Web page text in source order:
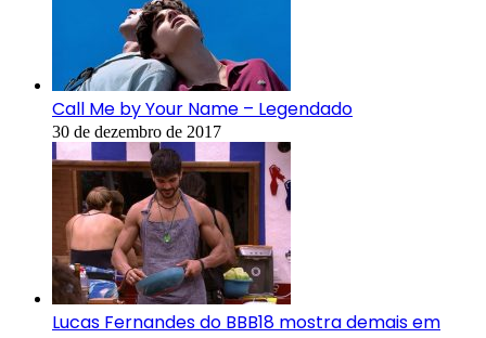
Call Me by Your Name – Legendado
30 de dezembro de 2017
Lucas Fernandes do BBB18 mostra demais em